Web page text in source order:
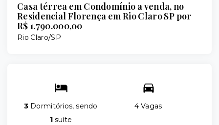
Casa térrea em Condomínio a venda, no
Residencial Florença em Rio Claro SP por
R$ 1.790.000,00
Rio Claro/SP
3 Dormitórios, sendo
1 suíte
4 Vagas